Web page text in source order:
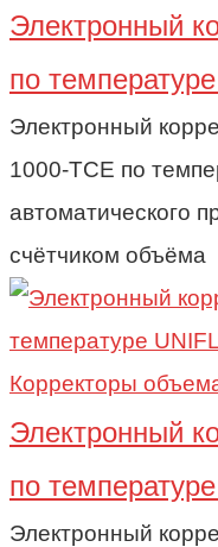
Электронный
по
Электронный
1000-TCE по
автоматического
счётчиком объёма
Корректоры
Электронный
по
Электронный